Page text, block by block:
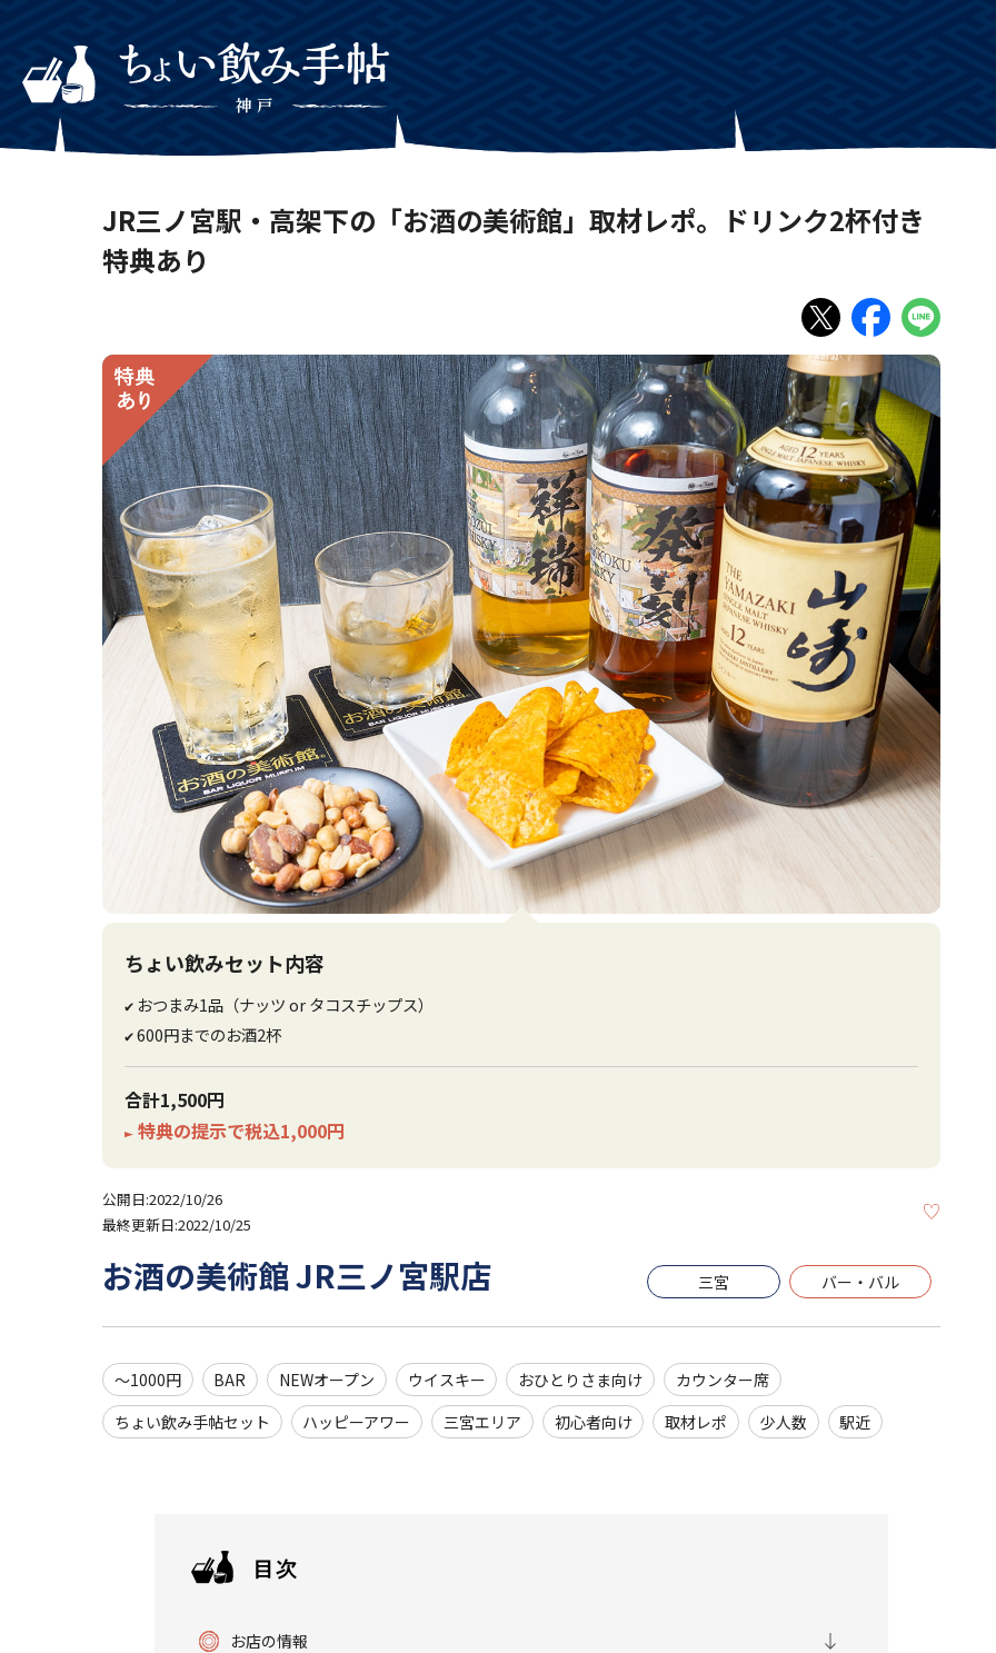
JR三ノ宮駅・高架下の「お酒の美術館」取材レポ。ドリンク2杯付き
特典あり
ちょい飲みセット内容
✔ おつまみ1品（ナッツ or タコスチップス）
✔600円までのお酒2杯
合計1,500円
► 特典の提示で税込1,000円
公開日:2022/10/26
最終更新日:2022/10/25
お酒の美術館 JR三ノ宮駅店 三宮 バー・バル
～1000円 BAR NEWオープン ウイスキー おひとりさま向け
カウンター席
ちょい飲み手帖セット
ハッピーアワー 三宮エリア 初心者向け 取材レポ 少人数 駅近
お店の情報